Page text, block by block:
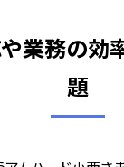
業務の効
題